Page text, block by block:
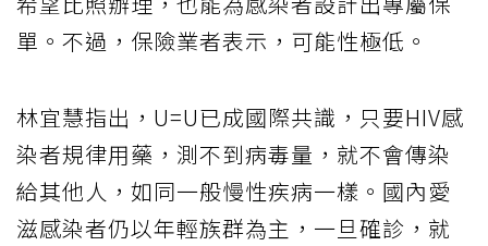
單。不過，保險業者表示，可能性極低。
林宜慧指出，U=U已成國際共識，只要HIV感
染者規律用藥，測不到病毒量，就不會傳染
給其他人，如同一般慢性疾病一樣。國內愛
滋感染者仍以年輕族群為主，一旦確診，就